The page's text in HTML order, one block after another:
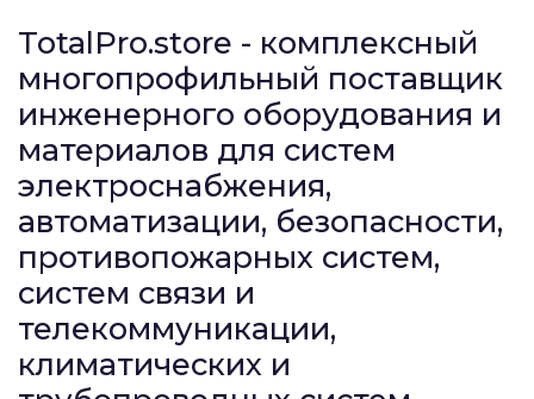
TotalPro.store - комплексный
многопрофильный поставщик
инженерного оборудования и
материалов для систем
электроснабжения,
автоматизации, безопасности,
противопожарных систем,
систем связи и
телекоммуникации,
климатических и